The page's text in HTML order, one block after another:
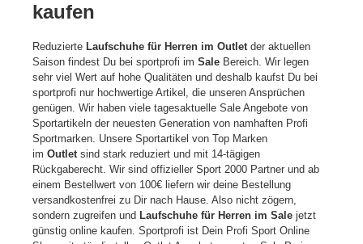
kaufen
Reduzierte Laufschuhe für Herren im Outlet der aktuellen
Saison findest Du bei sportprofi im Sale Bereich. Wir legen
sehr viel Wert auf hohe Qualitäten und deshalb kaufst Du bei
sportprofi nur hochwertige Artikel, die unseren Ansprüchen
genügen. Wir haben viele tagesaktuelle Sale Angebote von
Sportartikeln der neuesten Generation von namhaften Profi
Sportmarken. Unsere Sportartikel von Top Marken
im Outlet sind stark reduziert und mit 14-tägigen
Rückgaberecht. Wir sind offizieller Sport 2000 Partner und ab
einem Bestellwert von 100€ liefern wir deine Bestellung
versandkostenfrei zu Dir nach Hause. Also nicht zögern,
sondern zugreifen und Laufschuhe für Herren im Sale jetzt
günstig online kaufen. Sportprofi ist Dein Profi Sport Online